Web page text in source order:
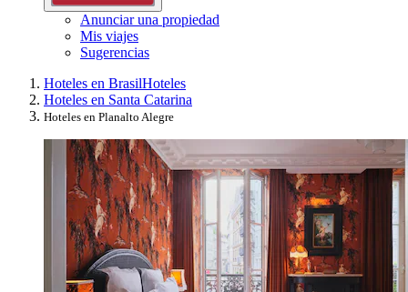
Anunciar una propiedad
Mis viajes
Sugerencias
Hoteles en BrasilHoteles
Hoteles en Santa Catarina
Hoteles en Planalto Alegre